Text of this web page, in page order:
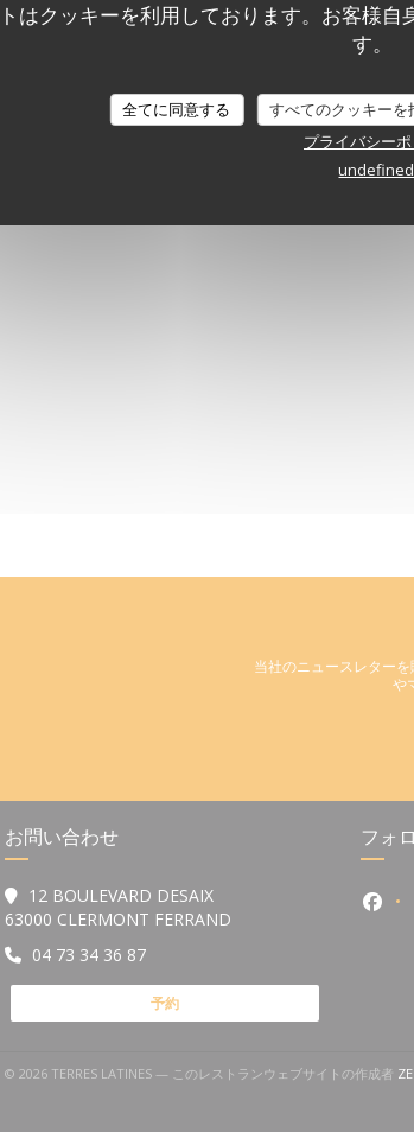
はクッキーを利用しております。お客様
す。
全てに同意する すべてのクッキーを
プライバシー
undefined
す))
開きます))
バーチャル
当社のニュースレター
や
お問い合わせ
12 BOULEVARD DESAIX
63000 CLERMONT FERRAND ((新しいウィンドウで開
04 73 34 36 87
予約
フォ
© 2026 TERRES LATINES — このレストランウェブサイトの作成者